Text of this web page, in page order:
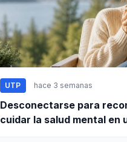
UTP hace 3 semanas
Desconectarse para
cuidar la salud mental en